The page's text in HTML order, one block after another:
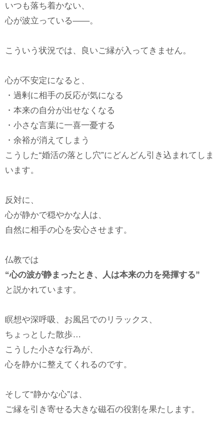
いつも落ち着かない、
心が波立っている――。
こういう状況では、良いご縁が入ってきません。
心が不安定になると、
・過剰に相手の反応が気になる
・本来の自分が出せなくなる
・小さな言葉に一喜一憂する
・余裕が消えてしまう
こうした“婚活の落とし穴”にどんどん引き込まれてしま
います。
反対に、
心が静かで穏やかな人は、
自然に相手の心を安心させます。
仏教では
“心の波が静まったとき、人は本来の力を発揮する”
と説かれています。
瞑想や深呼吸、お風呂でのリラックス、
ちょっとした散歩…
こうした小さな行為が、
心を静かに整えてくれるのです。
そして“静かな心”は、
ご縁を引き寄せる大きな磁石の役割を果たします。